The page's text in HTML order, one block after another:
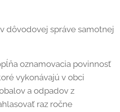
dôvodovej správe samotnej
oznamovacia povinnosť
vykonávajú v obci
a odpadov z
raz ročne